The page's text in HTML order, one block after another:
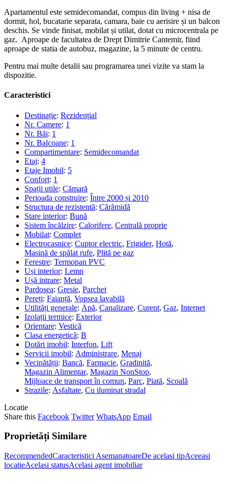
Apartamentul este semidecomandat, compus din living + nisa de
dormit, hol, bucatarie separata, camara, baie cu aerisire și un balcon
deschis. Se vinde finisat, mobilat și utilat, dotat cu microcentrala pe
gaz. Aproape de facultatea de Drept Dimitrie Cantemir, fiind
aproape de statia de autobuz, magazine, la 5 minute de centru.
Pentru mai multe detalii sau programarea unei vizite va stam la
dispozitie.
Caracteristici
Destinație: Rezidențial
Nr. Camere: 1
Nr. Băi: 1
Nr. Balcoane: 1
Compartimentare: Semidecomandat
Etaj: 4
Etaje Imobil: 5
Confort: 1
Spații utile: Cămară
Perioada construire: Între 2000 și 2010
Structura de rezistentă: Cărămidă
Stare interior: Bună
Sistem încălzire: Calorifere, Centrală proprie
Mobilat: Complet
Electrocasnice: Cuptor electric, Frigider, Hotă,
Masină de spălat rufe, Plită pe gaz
Ferestre: Termopan PVC
Uși interior: Lemn
Ușă intrare: Metal
Pardosea: Gresie, Parchet
Pereți: Faianță, Vopsea lavabilă
Utilități generale: Apă, Canalizare, Curent, Gaz, Internet
Izolații termice: Exterior
Orientare: Vestică
Clasa energetică: B
Dotări imobil: Interfon, Lift
Servicii imobil: Administrare, Menaj
Vecinătății: Bancă, Farmacie, Gradinită,
Magazin Alimentar, Magazin NonStop,
Mijloace de transport în comun, Parc, Piată, Scoală
Strazile: Asfaltate, Cu iluminat stradal
Locatie
Share this Facebook Twitter WhatsApp Email
Proprietăți Similare
RecommendedCaracteristici AsemanatoareDe acelasi tipAceeasi
locatieAcelasi statusAcelasi agent imobiliar